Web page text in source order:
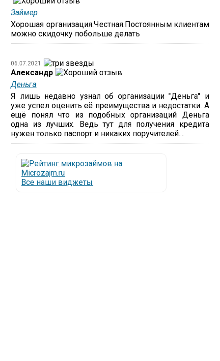
Займер
Хорошая организация.Честная.Постоянным клиентам
можно скидочку побольше делать
06.07.2021
Александр
Деньга
Я лишь недавно узнал об организации "Деньга" и
уже успел оценить её преимущества и недостатки. А
ещё понял что из подобных организаций Деньга
одна из лучших. Ведь тут для получения кредита
нужен только паспорт и никаких поручителей....
Все наши виджеты